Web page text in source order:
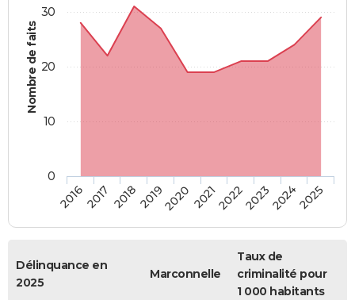
Nombre de faits
20162017 20182019202020212022202320242025
0
10
20
30
Délinquance en
2025
Marconnelle
Taux de
criminalité pour
1 000 habitants